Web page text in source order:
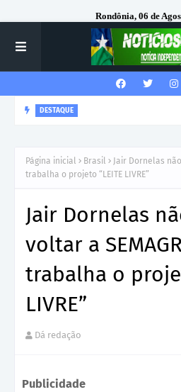
Rondônia, 06 de
DESTAQUE
Página inicial Brasil
Jair Dornelas
trabalha o projeto “LEITE LIVRE”
Jair Dornelas
voltar a
trabalha o
LIVRE”
Dá redação
Publicidade